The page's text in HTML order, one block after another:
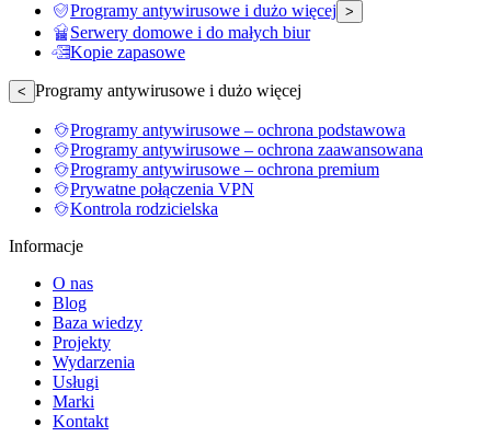
Programy antywirusowe i dużo więcej >
Serwery domowe i do małych biur
Kopie zapasowe
< Programy antywirusowe i dużo więcej
Programy antywirusowe – ochrona podstawowa
Programy antywirusowe – ochrona zaawansowana
Programy antywirusowe – ochrona premium
Prywatne połączenia VPN
Kontrola rodzicielska
Informacje
O nas
Blog
Baza wiedzy
Projekty
Wydarzenia
Usługi
Marki
Kontakt